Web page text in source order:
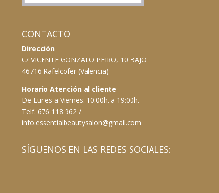
CONTACTO
Dirección
C/ VICENTE GONZALO PEIRO, 10 BAJO
46716 Rafelcofer (Valencia)
Horario Atención al cliente
De Lunes a Viernes: 10:00h. a 19:00h.
Telf. 676 118 962 /
info.essentialbeautysalon@gmail.com
SÍGUENOS EN LAS REDES SOCIALES: